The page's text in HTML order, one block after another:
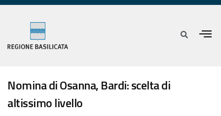
Nomina di Osanna, Bardi: scelta di
altissimo livello